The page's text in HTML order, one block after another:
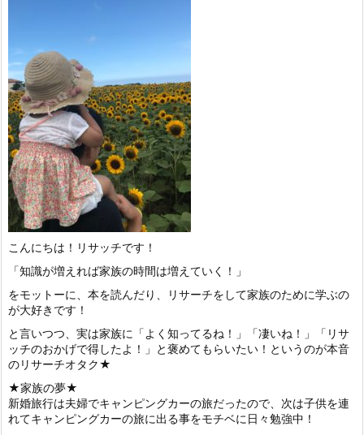
こんにちは！リサッチです！
「知識が増えれば家族の時間は増えていく！」
をモットーに、本を読んだり、リサーチをして家族のために学ぶの
が大好きです！
と言いつつ、実は家族に「よく知ってるね！」「凄いね！」「リサ
ッチのおかげで得したよ！」と褒めてもらいたい！というのが本音
のリサーチオタク★
★家族の夢★
新婚旅行は夫婦でキャンピングカーの旅だったので、次は子供を連
れてキャンピングカーの旅に出る事をモチベに日々勉強中！